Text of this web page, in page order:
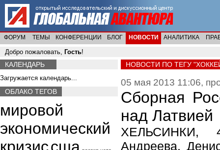
ФОРУМ ТЕМЫ КОНФЕРЕНЦИИ БЛОГ НОВОСТИ АНАЛИТИКА
Добро пожаловать, Гость!
НОВОСТИ ПО ТЕГУ
05 мая 2013 11:06,
Сборная
над Латвией
ХЕЛЬСИНКИ,
Андреева,
КАЛЕНДАРЬ
Загружается календарь...
ОБЛАКО ТЕГОВ
мировой
экономический